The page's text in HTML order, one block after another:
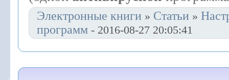
Электронные книги » Статьи »
программ - 2016-08-27 20:05:41